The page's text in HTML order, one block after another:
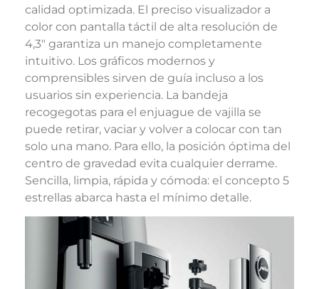
calidad optimizada. El preciso visualizador a
color con pantalla táctil de alta resolución de
4,3″ garantiza un manejo completamente
intuitivo. Los gráficos modernos y
comprensibles sirven de guía incluso a los
usuarios sin experiencia. La bandeja
recogegotas para el enjuague de vajilla se
puede retirar, vaciar y volver a colocar con tan
solo una mano. Para ello, la posición óptima del
centro de gravedad evita cualquier derrame.
Sencilla, limpia, rápida y cómoda: el concepto 5
estrellas abarca hasta el mínimo detalle.